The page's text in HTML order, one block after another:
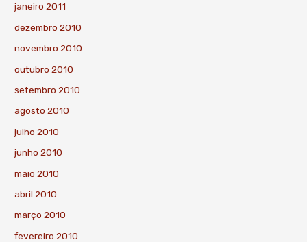
janeiro 2011
dezembro 2010
novembro 2010
outubro 2010
setembro 2010
agosto 2010
julho 2010
junho 2010
maio 2010
abril 2010
março 2010
fevereiro 2010